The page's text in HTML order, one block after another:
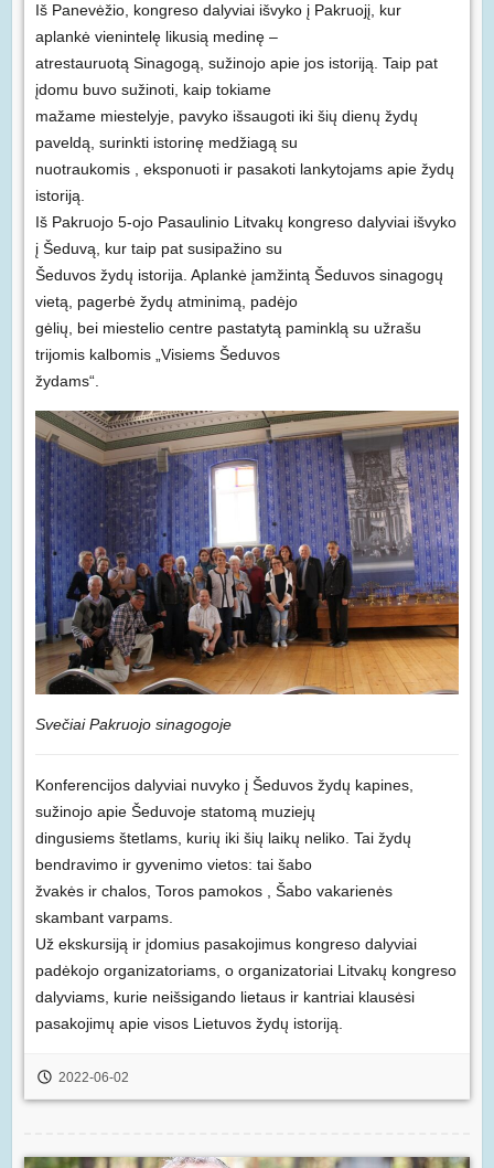
Iš Panevėžio, kongreso dalyviai išvyko į Pakruojį, kur
aplankė vienintelę likusią medinę –
atrestauruotą Sinagogą, sužinojo apie jos istoriją. Taip pat
įdomu buvo sužinoti, kaip tokiame
mažame miestelyje, pavyko išsaugoti iki šių dienų žydų
paveldą, surinkti istorinę medžiagą su
nuotraukomis , eksponuoti ir pasakoti lankytojams apie žydų
istoriją.
Iš Pakruojo 5-ojo Pasaulinio Litvakų kongreso dalyviai išvyko
į Šeduvą, kur taip pat susipažino su
Šeduvos žydų istorija. Aplankė įamžintą Šeduvos sinagogų
vietą, pagerbė žydų atminimą, padėjo
gėlių, bei miestelio centre pastatytą paminklą su užrašu
trijomis kalbomis „Visiems Šeduvos
žydams“.
Svečiai Pakruojo sinagogoje
Konferencijos dalyviai nuvyko į Šeduvos žydų kapines,
sužinojo apie Šeduvoje statomą muziejų
dingusiems štetlams, kurių iki šių laikų neliko. Tai žydų
bendravimo ir gyvenimo vietos: tai šabo
žvakės ir chalos, Toros pamokos , Šabo vakarienės
skambant varpams.
Už ekskursiją ir įdomius pasakojimus kongreso dalyviai
padėkojo organizatoriams, o organizatoriai Litvakų kongreso
dalyviams, kurie neišsigando lietaus ir kantriai klausėsi
pasakojimų apie visos Lietuvos žydų istoriją.
2022-06-02